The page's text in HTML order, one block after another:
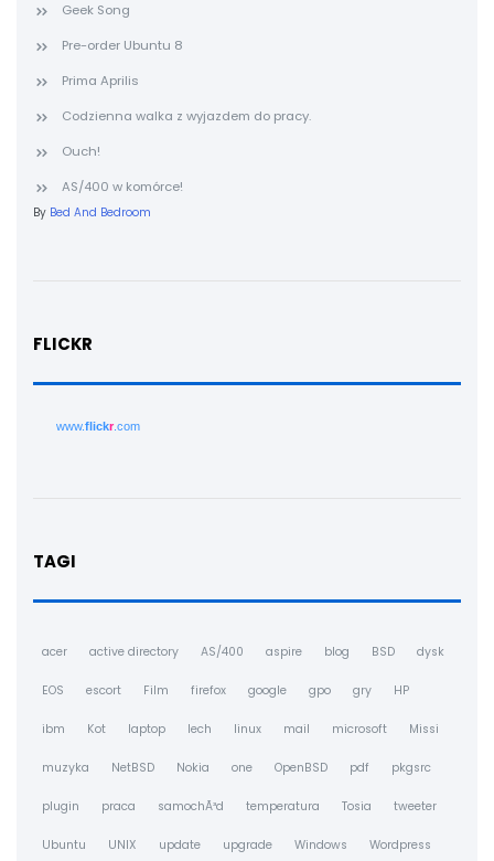
Geek Song
Pre-order Ubuntu 8
Prima Aprilis
Codzienna walka z wyjazdem do pracy.
Ouch!
AS/400 w komórce!
By Bed And Bedroom
FLICKR
www.flickr.com
TAGI
acer active directory AS/400 aspire blog BSD dysk
EOS escort Film firefox google gpo gry HP
ibm Kot laptop lech linux mail microsoft Missi
muzyka NetBSD Nokia one OpenBSD pdf pkgsrc
plugin praca samochÃ³d temperatura Tosia tweeter
Ubuntu UNIX update upgrade Windows Wordpress